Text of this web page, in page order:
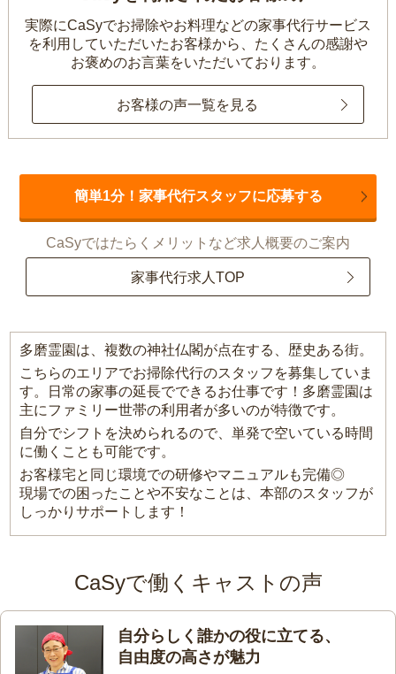
実際にCaSyでお掃除やお料理などの家事代行サービス
を利用していただいたお客様から、 たくさんの感謝や
お褒めのお言葉をいただいております。
お客様の声一覧を見る
簡単1分！家事代行スタッフに応募する
CaSyではたらくメリットなど求人概要のご案内
家事代行求人TOP
多磨霊園は、複数の神社仏閣が点在する、歴史ある街。
こちらのエリアでお掃除代行のスタッフを募集していま
す。日常の家事の延長でできるお仕事です！多磨霊園は
主にファミリー世帯の利用者が多いのが特徴です。
自分でシフトを決められるので、単発で空いている時間
に働くことも可能です。
お客様宅と同じ環境での研修やマニュアルも完備◎
現場での困ったことや不安なことは、本部のスタッフが
しっかりサポートします！
CaSyで働くキャストの声
自分らしく誰かの役に立てる、
自由度の高さが魅力